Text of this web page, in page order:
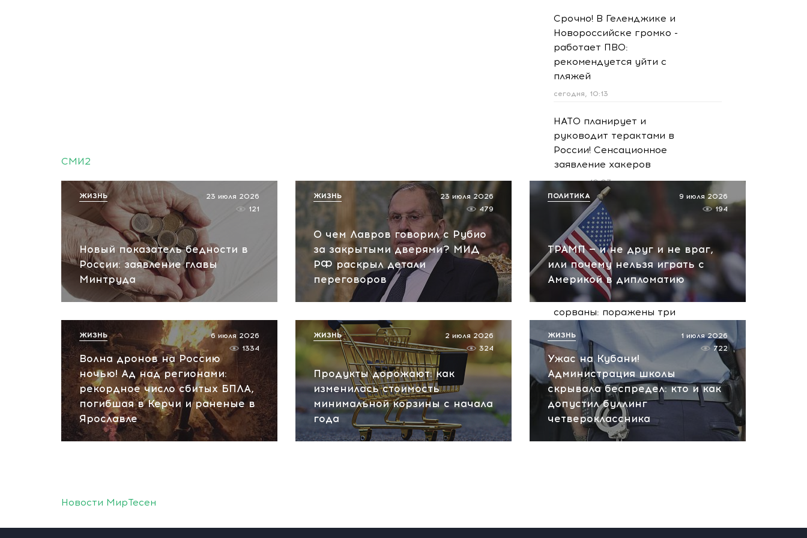
Срочно! В Геленджике и
Новороссийске громко -
работает ПВО:
рекомендуется уйти с
пляжей
сегодня, 10:13
НАТО планирует и
руководит терактами в
России! Сенсационное
заявление хакеров
сегодня, 10:07
Подпольный криптоцентр в
башнях «Москва-Сити»:
задержаны более 20
человек
сегодня, 09:57
Сейчас! Поставки для ВСУ
сорваны: поражены три
сухогруза и судно в порту
Николаева
сегодня, 09:18
СМИ2
Новый показатель бедности в
России: заявление главы
Минтруда
23 июля 2026
121
ЖИЗНЬ
О чем Лавров говорил с Рубио
за закрытыми дверями? МИД
РФ раскрыл детали
переговоров
23 июля 2026
479
ЖИЗНЬ
ТРАМП — и не друг и не враг,
или почему нельзя играть с
Америкой в дипломатию
9 июля 2026
194
ПОЛИТИКА
Волна дронов на Россию
ночью! Ад над регионами:
рекордное число сбитых БПЛА,
погибшая в Керчи и раненые в
Ярославле
6 июля 2026
1334
ЖИЗНЬ
Продукты дорожают: как
изменилась стоимость
минимальной корзины с начала
года
2 июля 2026
324
ЖИЗНЬ
Ужас на Кубани!
Администрация школы
скрывала беспредел: кто и как
допустил буллинг
четвероклассника
1 июля 2026
722
ЖИЗНЬ
Новости МирТесен